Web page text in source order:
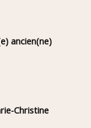
ancien(ne)
Christine